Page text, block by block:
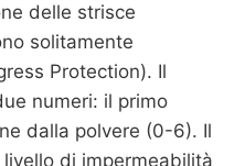
delle strisce
solitamente
Protection). Il
numeri: il primo
dalla polvere (0-6). Il
di impermeabilità